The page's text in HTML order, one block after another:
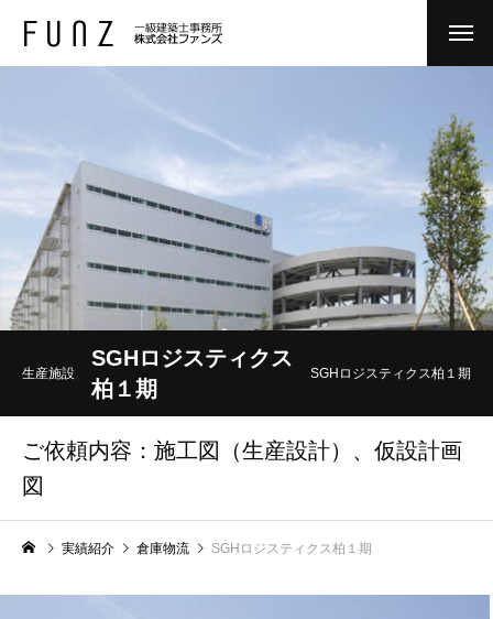
生産施設
SGHロジスティクス
柏１期
SGHロジスティクス柏１期
ご依頼内容：施工図（生産設計）、仮設計画
図
実績紹介 倉庫物流 SGHロジスティクス柏１期